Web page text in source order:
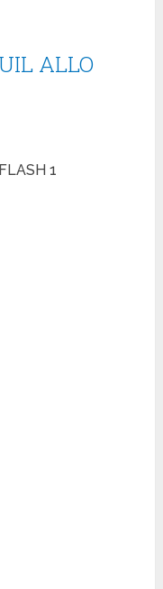
ALLO
1